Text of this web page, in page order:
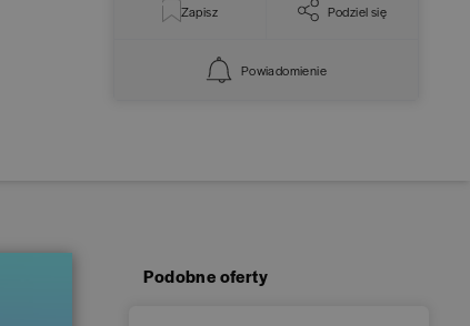
Zapisz Podziel się
Powiadomienie
Podobne oferty